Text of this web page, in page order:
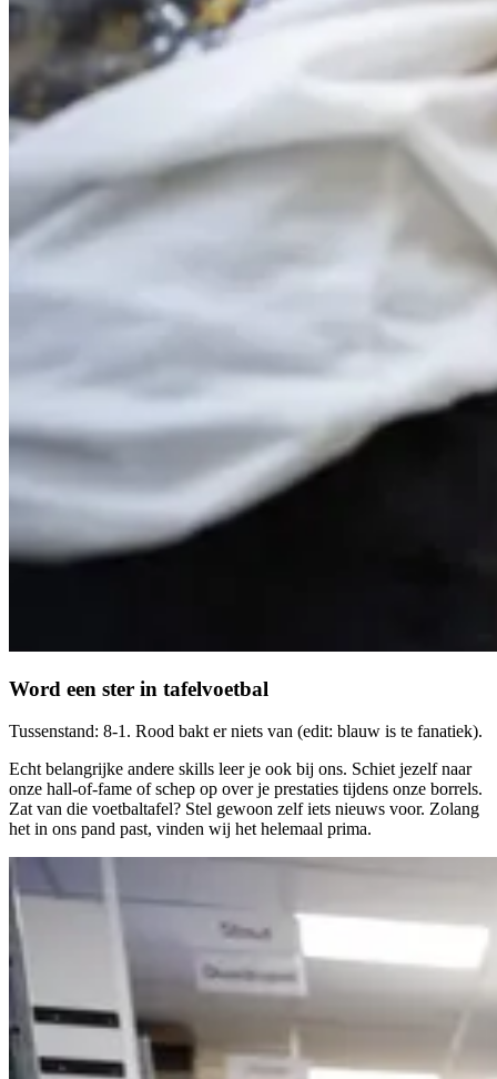
Word een ster in tafelvoetbal
Tussenstand: 8-1. Rood bakt er niets van (edit: blauw is te fanatiek).
Echt belangrijke andere skills leer je ook bij ons. Schiet jezelf naar
onze hall-of-fame of schep op over je prestaties tijdens onze borrels.
Zat van die voetbaltafel? Stel gewoon zelf iets nieuws voor. Zolang
het in ons pand past, vinden wij het helemaal prima.